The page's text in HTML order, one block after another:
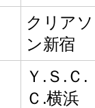
クリアソ
ン新宿
Ｙ.Ｓ.Ｃ.
Ｃ.横浜